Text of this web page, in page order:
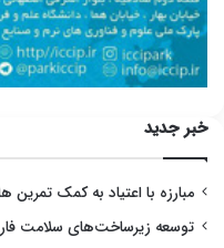
خبر جدید
مبارزه با اعتیاد به کمک
توسعه زیرساخت‌های سلامت فارس با ۳ پروژه